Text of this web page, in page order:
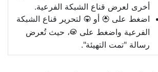
أخرى لعرض قناع الشبكة الفرعية.
اضغط على 1 أو 3 لتحرير قناع الشبكة
الفرعية واضغط على J، حيث تُعرض
رسالة "تمت التهيئة".